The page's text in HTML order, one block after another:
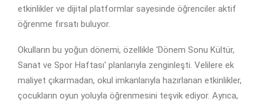
etkinlikler ve dijital platformlar sayesinde öğrenciler aktif
öğrenme fırsatı buluyor.
Okulların bu yoğun dönemi, özellikle 'Dönem Sonu Kültür,
Sanat ve Spor Haftası' planlarıyla zenginleşti. Velilere ek
maliyet çıkarmadan, okul imkanlarıyla hazırlanan etkinlikler,
çocukların oyun yoluyla öğrenmesini teşvik ediyor. Ayrıca,